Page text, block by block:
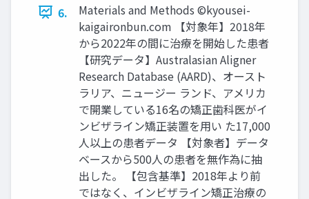
6.
Materials and Methods ©kyousei-
kaigaironbun.com 【対象年】2018年
から2022年の間に治療を開始した患者
【研究データ】Australasian Aligner
Research Database (AARD)、オースト
ラリア、ニュージー ランド、アメリカ
で開業している16名の矯正歯科医がイ
ンビザライン矯正装置を用い た17,000
人以上の患者データ 【対象者】データ
ベースから500人の患者を無作為に抽
出した。 【包含基準】2018年より前
ではなく、インビザライン矯正治療の